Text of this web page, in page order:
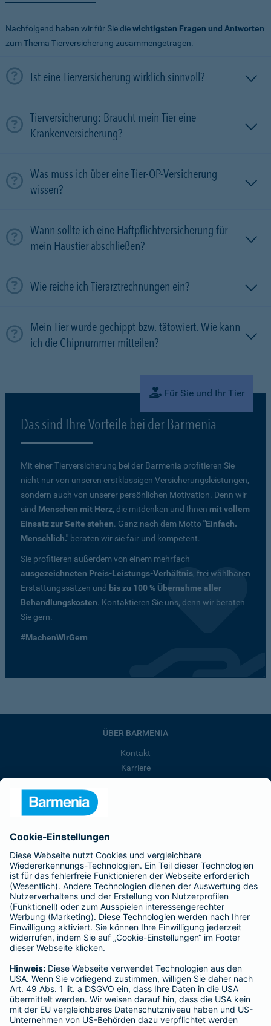
Nachfolgend haben wir für Sie diewichtigsten Fragen und Antworten
zum Thema Tierversicherung zusammengetragen.
Ist eine Tierversicherung wirklich sinnvoll?
Tierversicherung: Braucht mein Tier eine
Krankenversicherung?
Was muss ich über eine Tier-OP-Versicherung
wissen?
Wann sollte ich eine Haftpflichtversicherung für
mein Haustier abschließen?
Wie reiche ich Tierarztrechnungen ein?
Mein Tier wurde gechippt bzw. tätowiert. Wie kann
ich die Chipnummer mitteilen?
Für Sie und Ihr Tier
Das sind Ihre Vorteile bei der Barmenia
Mit einer Tierversicherung bei der Barmenia profitieren Sie
nicht nur von unseren erstklassigen Versicherungsleistungen,
sondern auch von unserer persönlichen Motivation. Denn wir
sind Menschen mit Herz, die mitdenken und Ihnen mit vollem
Einsatz zur Seite stehen. Ganz nach dem Motto"Einfach.
Menschlich." beraten wir sie fair und kompetent.
Sie profitieren außerdem von einem mehrfach
ausgezeichneten Preis-Leistungs-Verhältnis, frei wählbaren
Erstattungssätzen und bis zu 100 % Übernahme aller
Behandlungskosten. Kontaktieren Sie uns, denn wir beraten
Sie gern.
#MachenWirGern
ÜBER BARMENIA
Kontakt
Karriere
Barmenia ist Teil der BarmeniaGothaer
BELIEBTE SEITEN
Kranken-Zusatzversicherung
Tierversicherungen
Haftpflichtversicherung
Hausratversicherung
Adresse ändern
Schaden melden
Kilometerstandsmeldung
Serviceübersicht